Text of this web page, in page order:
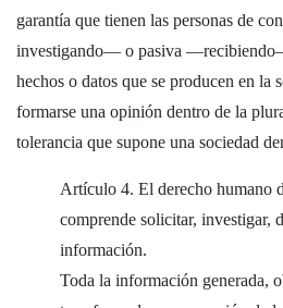
garantía que tienen las personas de
investigando— o pasiva
hechos o datos que se producen en la
formarse una opinión dentro de la
tolerancia que supone una sociedad
Artículo 4. El derecho humano
comprende solicitar, investigar,
información.
Toda la información generada,